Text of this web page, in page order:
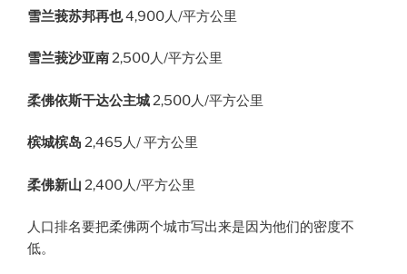
雪兰莪苏邦再也4,900人/平方公里
雪兰莪沙亚南2,500人/平方公里
柔佛依斯干达公主城2,500人/平方公里
槟城槟岛 2,465人/ 平方公里
柔佛新山 2,400人/平方公里
人口排名要把柔佛两个城市写出来是因为他们的密度不
低。